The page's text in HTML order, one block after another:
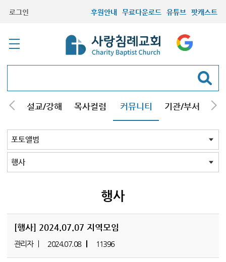
로그인 후원안내 무료다운로드 유튜브 팟캐스트
내 설교/강해 목사컬럼 커뮤니티 기관/부서 선
최근등록자료
자유게시판
교회소식
성도컬럼
새가족사진
새가족가이드
포토앨범
찬양쉼터
신앙도서
성경읽기퀴즈
기도부탁
포토앨범 전체
목회자
주일학교
중고등부
청장년부
형제모임
자매모임
가족
행사
행사
[행사] 2024.07.07 지역모임
관리자 2024.07.08 11396